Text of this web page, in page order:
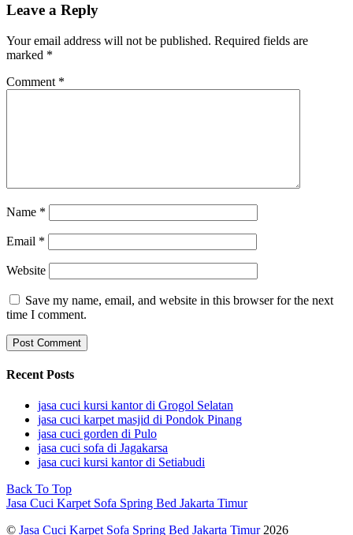
Leave a Reply
Your email address will not be published. Required fields are
marked *
Comment *
Name *
Email *
Website
Save my name, email, and website in this browser for the next
time I comment.
Recent Posts
jasa cuci kursi kantor di Grogol Selatan
jasa cuci karpet masjid di Pondok Pinang
jasa cuci gorden di Pulo
jasa cuci sofa di Jagakarsa
jasa cuci kursi kantor di Setiabudi
Back To Top
Jasa Cuci Karpet Sofa Spring Bed Jakarta Timur
© Jasa Cuci Karpet Sofa Spring Bed Jakarta Timur2026